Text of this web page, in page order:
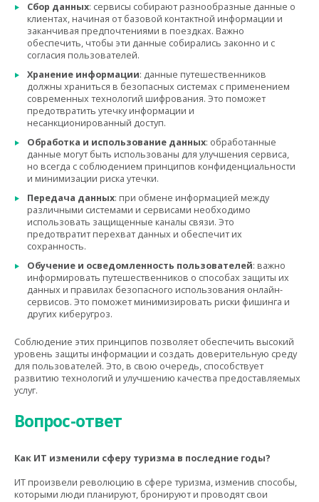
Сбор данных: сервисы собирают разнообразные данные о
клиентах, начиная от базовой контактной информации и
заканчивая предпочтениями в поездках. Важно
обеспечить, чтобы эти данные собирались законно и с
согласия пользователей.
Хранение информации: данные путешественников
должны храниться в безопасных системах с применением
современных технологий шифрования. Это поможет
предотвратить утечку информации и
несанкционированный доступ.
Обработка и использование данных: обработанные
данные могут быть использованы для улучшения сервиса,
но всегда с соблюдением принципов конфиденциальности
и минимизации риска утечки.
Передача данных: при обмене информацией между
различными системами и сервисами необходимо
использовать защищенные каналы связи. Это
предотвратит перехват данных и обеспечит их
сохранность.
Обучение и осведомленность пользователей: важно
информировать путешественников о способах защиты их
данных и правилах безопасного использования онлайн-
сервисов. Это поможет минимизировать риски фишинга и
других киберугроз.
Соблюдение этих принципов позволяет обеспечить высокий
уровень защиты информации и создать доверительную среду
для пользователей. Это, в свою очередь, способствует
развитию технологий и улучшению качества предоставляемых
услуг.
Вопрос-ответ
Как ИТ изменили сферу туризма в последние годы?
ИТ произвели революцию в сфере туризма, изменив способы,
которыми люди планируют, бронируют и проводят свои